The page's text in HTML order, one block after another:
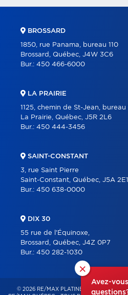
×
Avez-
BROSSARD
1850, rue Panama, bureau 110
Brossard, Québec, J4W 3C6
Bur.: 450 466-6000
LA PRAIRIE
1125, chemin de St-Jean, bureau
La Prairie, Québec, J5R 2L6
Bur.: 450 444-3456
SAINT-CONSTANT
3, rue Saint Pierre
Saint-Constant, Québec, J5A 2E1
Bur.: 450 638-0000
DIX 30
55 rue de l'Équinoxe,
Brossard, Québec, J4Z 0P7
Bur.: 450 282-1030
© 2026 RE/MAX PLATINE – FRANCHISÉ